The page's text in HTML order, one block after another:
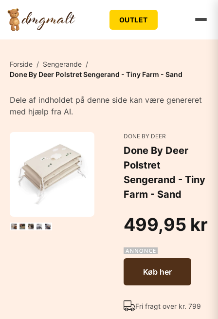
OUTLET
Forside / Sengerande /
Done By Deer Polstret Sengerand - Tiny Farm - Sand
Dele af indholdet på denne side kan være genereret
med hjælp fra AI.
DONE BY DEER
Done By Deer
Polstret
Sengerand - Tiny
Farm - Sand
499,95 kr
Køb her
Fri fragt over kr. 799